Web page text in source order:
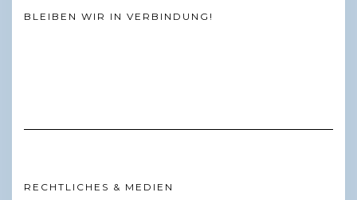
BLEIBEN WIR IN VERBINDUNG!
RECHTLICHES & MEDIEN